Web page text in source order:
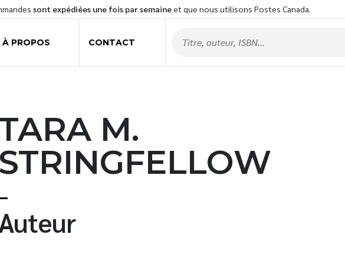
sont expédiées une fois par semaineet que nous utilisons Postes Canada.
À PROPOS CONTACT
M.
STRINGFELLOW